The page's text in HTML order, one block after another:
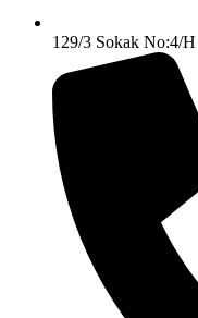
129/3 Sokak No:4/